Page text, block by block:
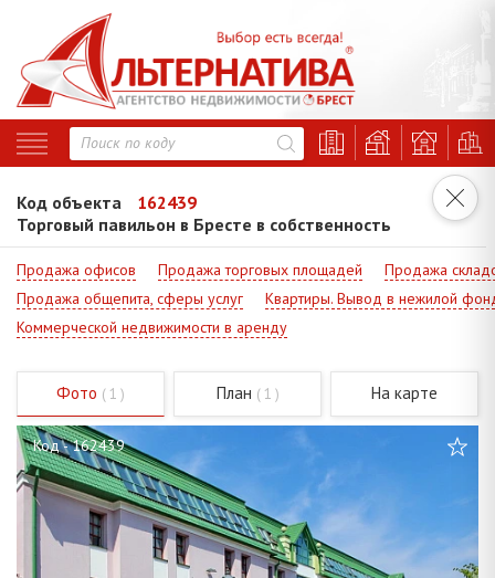
Код объекта
162439
Торговый павильон в Бресте в собственность
Продажа офисов Продажа торговых площадей
Продажа
Продажа общепита, сферы услуг
Квартиры. Вывод в нежилой
Коммерческой недвижимости в аренду
Фото ( 1 ) План ( 1 ) На карте
Код - 162439